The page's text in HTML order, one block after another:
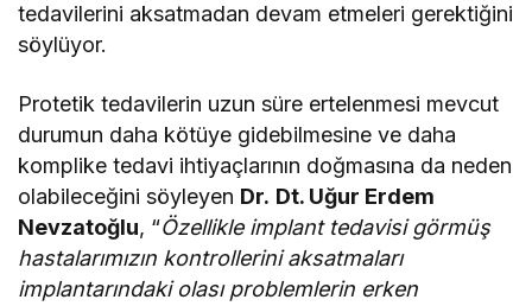
tedavilerini aksatmadan devam etmeleri gerektiğini
söylüyor.
Protetik tedavilerin uzun süre ertelenmesi mevcut
durumun daha kötüye gidebilmesine ve daha
komplike tedavi ihtiyaçlarının doğmasına da neden
olabileceğini söyleyen Dr. Dt. Uğur Erdem
Nevzatoğlu, “Özellikle implant tedavisi görmüş
hastalarımızın kontrollerini aksatmaları
implantarındaki olası problemlerin erken